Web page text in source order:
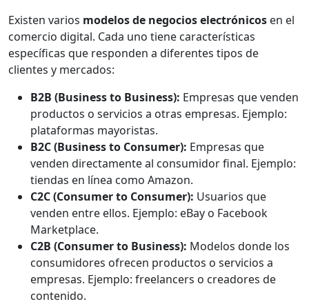
Existen varios modelos de negocios electrónicos en el
comercio digital. Cada uno tiene características
específicas que responden a diferentes tipos de
clientes y mercados:
B2B (Business to Business): Empresas que venden
productos o servicios a otras empresas. Ejemplo:
plataformas mayoristas.
B2C (Business to Consumer): Empresas que
venden directamente al consumidor final. Ejemplo:
tiendas en línea como Amazon.
C2C (Consumer to Consumer): Usuarios que
venden entre ellos. Ejemplo: eBay o Facebook
Marketplace.
C2B (Consumer to Business): Modelos donde los
consumidores ofrecen productos o servicios a
empresas. Ejemplo: freelancers o creadores de
contenido.